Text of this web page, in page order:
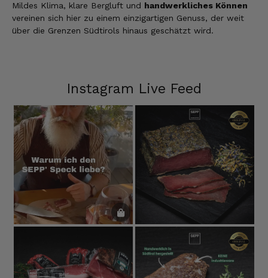
Mildes Klima, klare Bergluft und handwerkliches Können
vereinen sich hier zu einem einzigartigen Genuss, der weit
über die Grenzen Südtirols hinaus geschätzt wird.
Instagram Live Feed